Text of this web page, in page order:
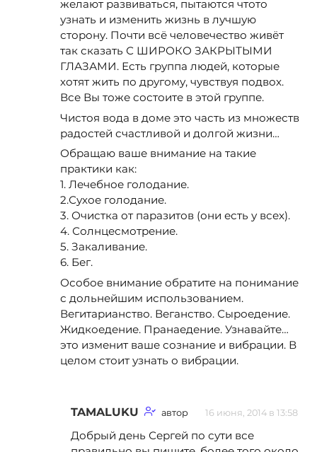
желают развиваться, пытаются чтото
узнать и изменить жизнь в лучшую
сторону. Почти всё человечество живёт
так сказать С ШИРОКО ЗАКРЫТЫМИ
ГЛАЗАМИ. Есть группа людей, которые
хотят жить по другому, чувствуя подвох.
Все Вы тоже состоите в этой группе.
Чистоя вода в доме это часть из множеств
радостей счастливой и долгой жизни…
Обращаю ваше внимание на такие
практики как:
1. Лечебное голодание.
2.Сухое голодание.
3. Очистка от паразитов (они есть у всех).
4. Солнцесмотрение.
5. Закаливание.
6. Бег.
Особое внимание обратите на понимание
с дольнейшим использованием.
Вегитарианство. Веганство. Сыроедение.
Жидкоедение. Пранаедение. Узнавайте…
это изменит ваше сознание и вибрации. В
целом стоит узнать о вибрации.
TAMALUKU автор 16 июня, 2014 в 13:58
Добрый день Сергей по сути все